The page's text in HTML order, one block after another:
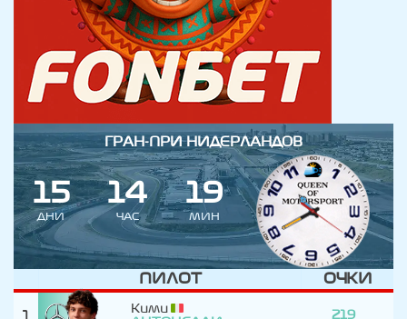
ГРАН-ПРИ НИДЕРЛАНДОВ
15
ДНИ
14
ЧАС
19
МИН
ПИЛОТ ОЧКИ
1
Кими
219